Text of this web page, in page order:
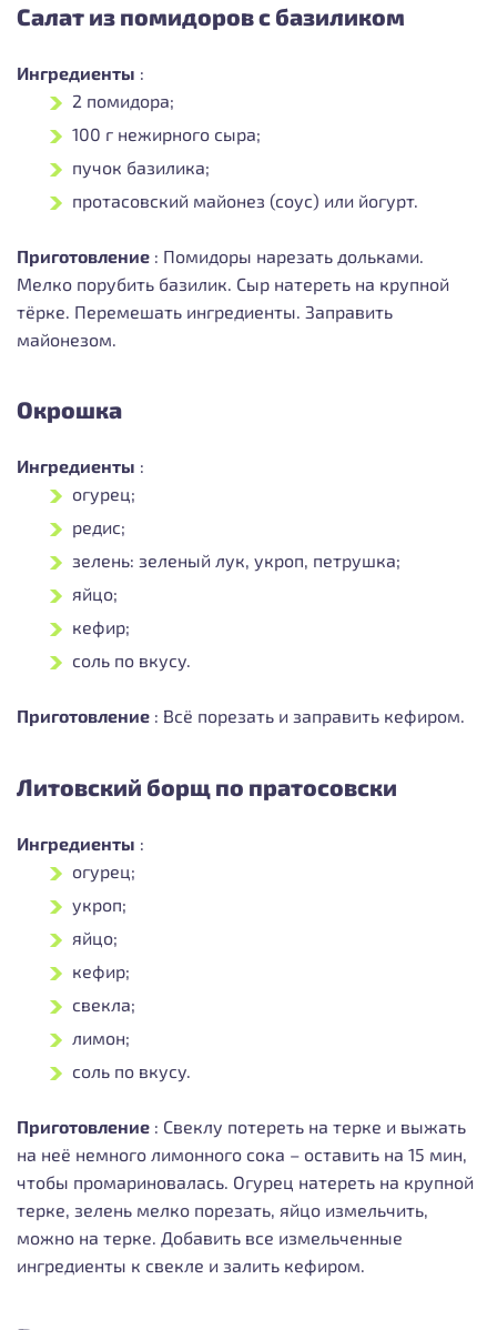
Салат из помидоров с базиликом
Ингредиенты :
2 помидора;
100 г нежирного сыра;
пучок базилика;
протасовский майонез (соус) или йогурт.
Приготовление : Помидоры нарезать дольками.
Мелко порубить базилик. Сыр натереть на крупной
тёрке. Перемешать ингредиенты. Заправить
майонезом.
Окрошка
Ингредиенты :
огурец;
редис;
зелень: зеленый лук, укроп, петрушка;
яйцо;
кефир;
соль по вкусу.
Приготовление : Всё порезать и заправить кефиром.
Литовский борщ по пратосовски
Ингредиенты :
огурец;
укроп;
яйцо;
кефир;
свекла;
лимон;
соль по вкусу.
Приготовление : Свеклу потереть на терке и выжать
на неё немного лимонного сока – оставить на 15 мин,
чтобы промариновалась. Огурец натереть на крупной
терке, зелень мелко порезать, яйцо измельчить,
можно на терке. Добавить все измельченные
ингредиенты к свекле и залить кефиром.